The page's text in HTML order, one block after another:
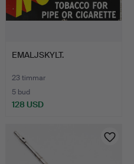
EMALJSKYLT.
23 timmar
5 bud
128 USD